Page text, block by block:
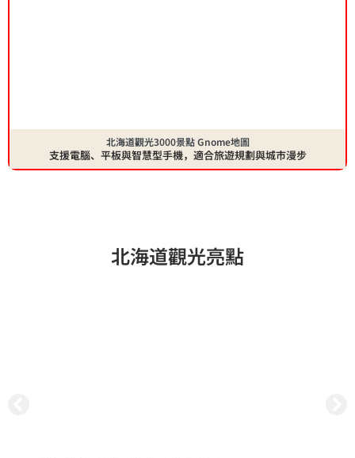
北海道觀光3000景點 Gnome地圖
支援電腦、平板與智慧型手機，適合旅遊規劃與城市漫步
北海道觀光亮點